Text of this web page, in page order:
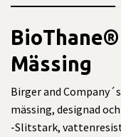
BioThane®
Mässing
Birger and
mässing, designad
-Slitstark,